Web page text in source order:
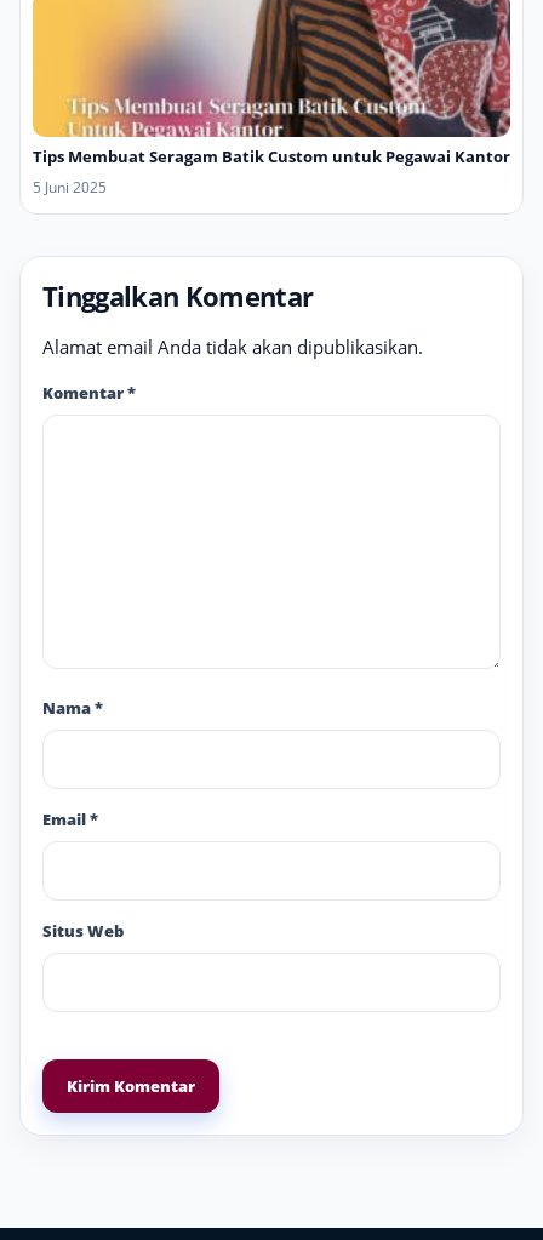
Tips Membuat Seragam Batik Custom untuk Pegawai Kantor
5 Juni 2025
Tinggalkan Komentar
Alamat email Anda tidak akan dipublikasikan.
Komentar*
Nama*
Email*
Situs Web